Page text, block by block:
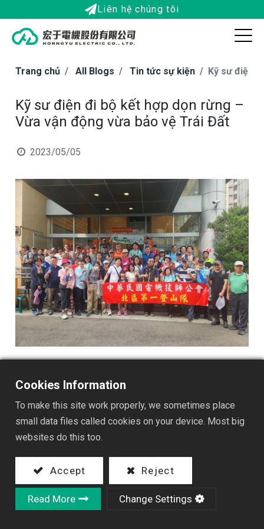
Liên hệ chúng tôi
Trang chủ All Blogs Tin tức sự kiện Kỹ sư điện
Kỹ sư điện đi bộ kết hợp dọn rừng –
Vừa vận động vừa bảo vệ Trái Đất
2023/05/05
Cookies Information
To make this site work properly, we sometimes place
small data files called cookies on your device. Most big
websites do this too.
Accept Reject
Read More Change Settings